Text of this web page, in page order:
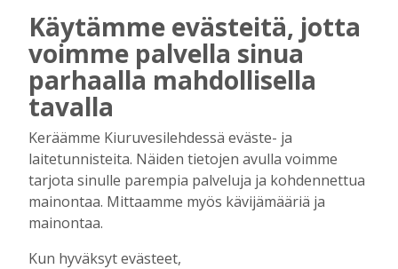
mainos alkaa
Käytämme evästeitä, jotta
voimme palvella sinua
parhaalla mahdollisella
tavalla
Keräämme Kiuruvesilehdessä eväste- ja
laitetunnisteita. Näiden tietojen avulla voimme
tarjota sinulle parempia palveluja ja kohdennettua
mainontaa. Mittaamme myös kävijämääriä ja
mainontaa.
Kun hyväksyt evästeet,